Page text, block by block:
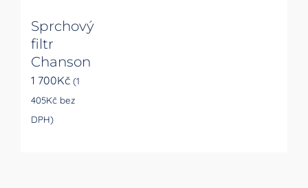
Sprchový
filtr
Chanson
1 700Kč (1
405Kčbez
DPH)